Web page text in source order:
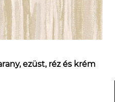
ezüst, réz és krém